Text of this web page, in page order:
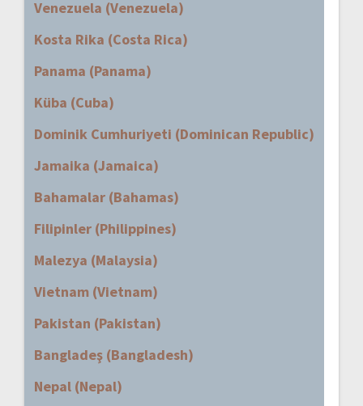
Venezuela (Venezuela)
Kosta Rika (Costa Rica)
Panama (Panama)
Küba (Cuba)
Dominik Cumhuriyeti (Dominican Republic)
Jamaika (Jamaica)
Bahamalar (Bahamas)
Filipinler (Philippines)
Malezya (Malaysia)
Vietnam (Vietnam)
Pakistan (Pakistan)
Bangladeş (Bangladesh)
Nepal (Nepal)